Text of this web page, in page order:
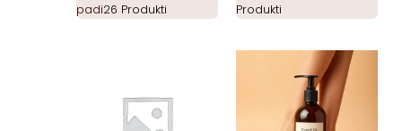
padi26 Produkti
Produkti